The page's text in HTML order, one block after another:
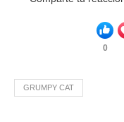
0
GRUMPY CAT